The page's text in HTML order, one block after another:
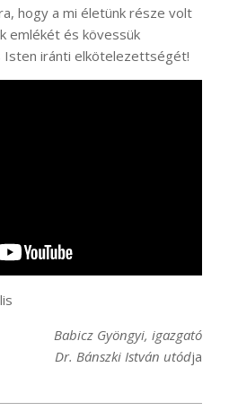
hogy a mi életünk része volt
emlékét és kövessük
Isten iránti elkötelezettségét!
Babicz Gyöngyi, igazgató
Dr. Bánszki István utódja